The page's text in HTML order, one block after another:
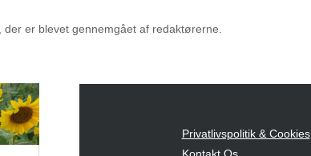
er blevet gennemgået af redaktørerne.
Privatlivspolitik & Cookies
Kontakt Os